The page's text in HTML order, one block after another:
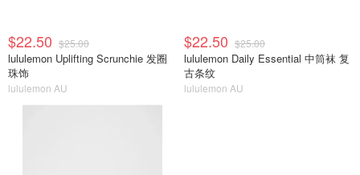
$22.50 $25.00
lululemon Uplifting Scrunchie 发圈
珠饰
lululemon AU
$22.50 $25.00
lululemon Daily Essential 中筒袜 复
古条纹
lululemon AU